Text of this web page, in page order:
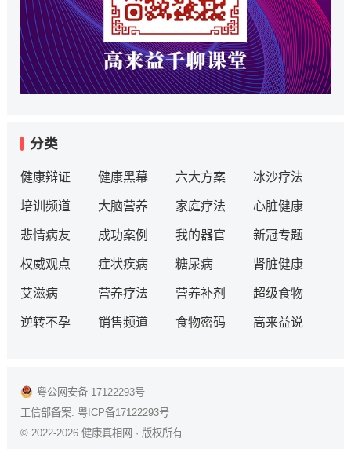
分类
健康辩证 健康黑幕 六大方案 冰沙疗法
培训频道 大脑营养 家庭疗法 心脏健康
悲情病友 成功案例 我的器官 新冠专题
权威观点 症状疾病 糖尿病 肾脏健康
艾滋病 营养疗法 营养补剂 超级食物
逆转不孕 销售频道 食物密码 高来益说
粤公网安备 17122293号
工信部备案: 粤ICP备17122293号
© 2022-2026 健康真相网 · 版权所有